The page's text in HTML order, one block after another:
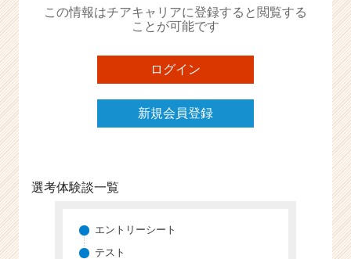
ら
ス
ト
が
届
く
チ
この情報はチアキャリアに登録すると閲覧する
ことが可能です
ログイン
新規会員登録
選考体験談一覧
エントリーシート
テスト